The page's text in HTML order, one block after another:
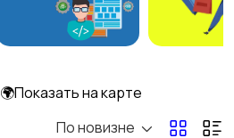
картридеры
🌍Показать на карте
По новизне